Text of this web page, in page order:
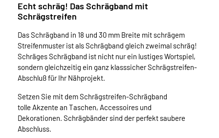
Echt schräg! Das Schrägband mit
Schrägstreifen
Das Schrägband in 18 und 30 mm Breite mit schrägem
Streifenmuster ist als Schrägband gleich zweimal schräg!
Schräges Schrägband ist nicht nur ein lustiges Wortspiel,
sondern gleichzeitig ein ganz klasssicher Schrägstreifen-
Abschluß für Ihr Nähprojekt.
Setzen Sie mit dem Schrägstreifen-Schrägband
tolle Akzente an Taschen, Accessoires und
Dekorationen. Schrägbänder sind der perfekt saubere
Abschluss.